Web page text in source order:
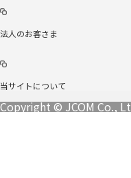
法人のお客さま
当サイトについて
Copyright © JCOM Co.,